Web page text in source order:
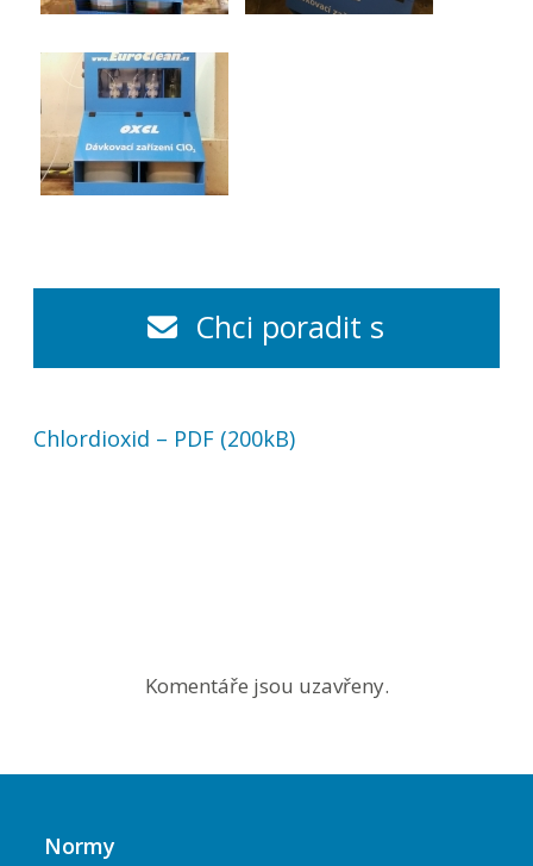
Chci poradit s
Chlordioxid – PDF (200kB)
Komentáře jsou uzavřeny.
Normy